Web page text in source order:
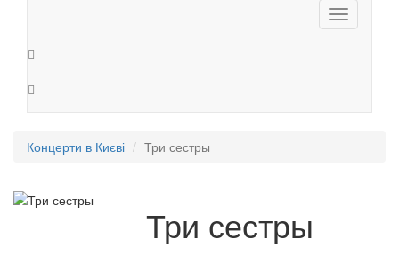
Toggle
navigation
Концерти в Києві Три сестры
Три сестры